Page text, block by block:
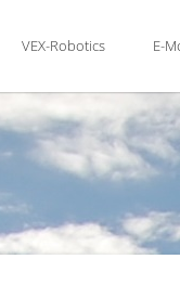
VEX-Robotics E-